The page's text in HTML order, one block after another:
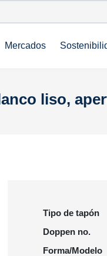
Mercados
liso,
Tipo de tapón
Doppen no.
Forma/Modelo